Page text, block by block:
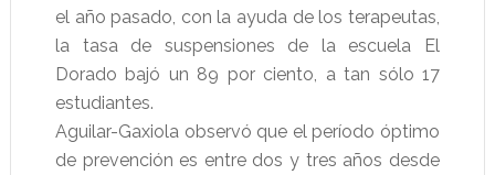
el año pasado, con la ayuda de los terapeutas,
la tasa de suspensiones de la escuela El
Dorado bajó un 89 por ciento, a tan sólo 17
estudiantes.
Aguilar-Gaxiola observó que el período óptimo
de prevención es entre dos y tres años desde